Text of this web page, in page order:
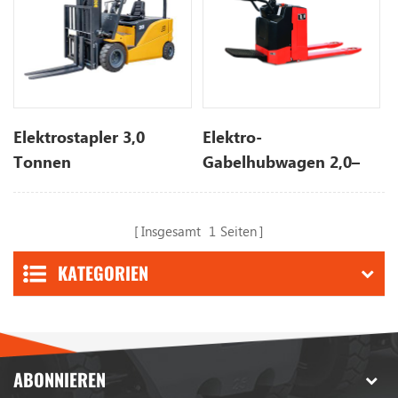
Elektrostapler 3,0
Tonnen
Elektro-
Gabelhubwagen 2,0–
2,5 Tonnen
Insgesamt 1 Seiten
KATEGORIEN
ABONNIEREN